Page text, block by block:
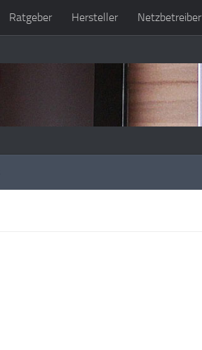
Ratgeber Hersteller Netzbetreiber